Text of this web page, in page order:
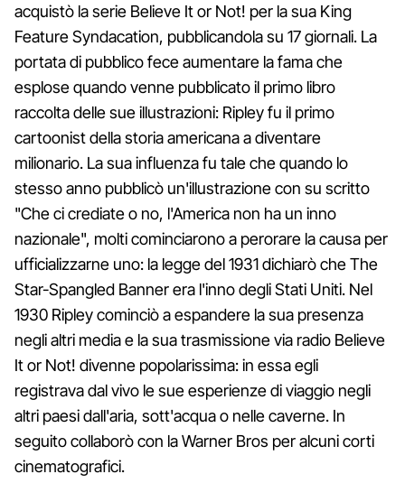
acquistò la serie Believe It or Not! per la sua King
Feature Syndacation, pubblicandola su 17 giornali. La
portata di pubblico fece aumentare la fama che
esplose quando venne pubblicato il primo libro
raccolta delle sue illustrazioni: Ripley fu il primo
cartoonist della storia americana a diventare
milionario. La sua influenza fu tale che quando lo
stesso anno pubblicò un'illustrazione con su scritto
"Che ci crediate o no, l'America non ha un inno
nazionale", molti cominciarono a perorare la causa per
ufficializzarne uno: la legge del 1931 dichiarò che The
Star-Spangled Banner era l'inno degli Stati Uniti. Nel
1930 Ripley cominciò a espandere la sua presenza
negli altri media e la sua trasmissione via radio Believe
It or Not! divenne popolarissima: in essa egli
registrava dal vivo le sue esperienze di viaggio negli
altri paesi dall'aria, sott'acqua o nelle caverne. In
seguito collaborò con la Warner Bros per alcuni corti
cinematografici.